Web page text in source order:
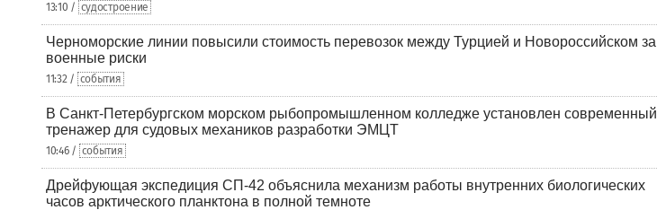
13:10 / судостроение
Черноморские линии повысили стоимость перевозок между Турцией и Новороссийском за
военные риски
11:32 / события
В Санкт-Петербургском морском рыбопромышленном колледже установлен современный
тренажер для судовых механиков разработки ЭМЦТ
10:46 / события
Дрейфующая экспедиция СП-42 объяснила механизм работы внутренних биологических
часов арктического планктона в полной темноте